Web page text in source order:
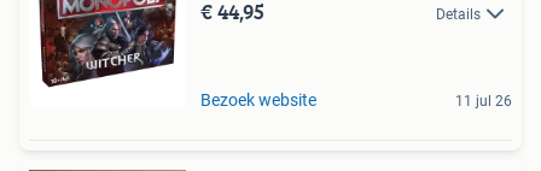
€ 44,95 Details
Bezoek website 11 jul 26